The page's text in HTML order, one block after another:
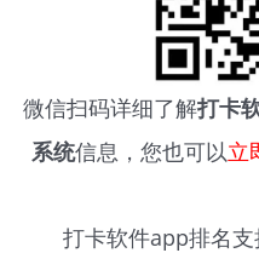
微信扫码详细了解打卡
系统信息，您也可以立
打卡软件app排名